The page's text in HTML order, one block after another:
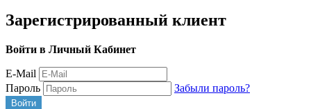
Зарегистрированный клиент
Войти в Личный Кабинет
E-Mail
Пароль
Забыли пароль?